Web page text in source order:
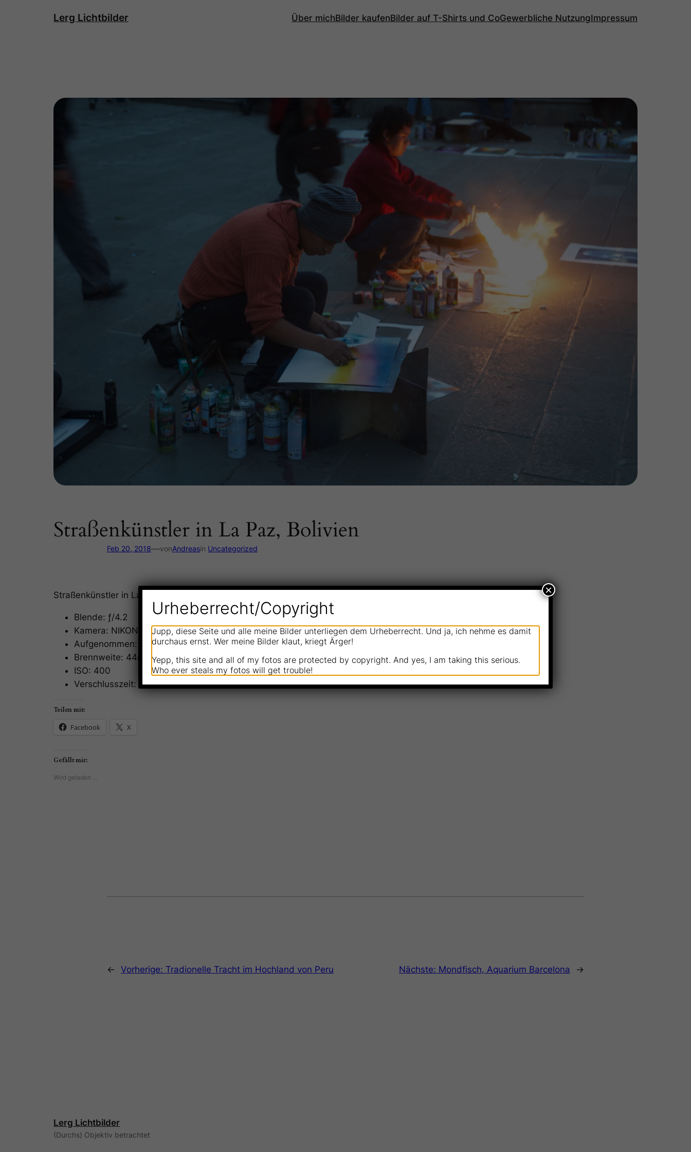
Lerg Lichtbilder Über michBilder kaufenBilder auf T-Shirts und CoGewerbliche NutzungImpressum
Straßenkünstler in La Paz, Bolivien
Feb 20, 2018—vonAndreasin Uncategorized
Straßenkünstler in La Paz, Bolivien
Blende: ƒ/4.2
Kamera: NIKON D90
Aufgenommen: 11 August, 2014
Brennweite: 44mm
ISO: 400
Verschlusszeit: 1/20s
Teilen mit:
Facebook X
Gefällt mir:
Wird geladen …
← Vorherige: Tradionelle Tracht im Hochland von Peru Nächste: Mondfisch, Aquarium Barcelona →
Lerg Lichtbilder
(Durchs) Objektiv betrachtet
Urheberrecht/Copyright
Jupp, diese Seite und alle meine Bilder unterliegen dem Urheberrecht. Und ja, ich nehme es damit
durchaus ernst. Wer meine Bilder klaut, kriegt Ärger!
Yepp, this site and all of my fotos are protected by copyright. And yes, I am taking this serious.
Who ever steals my fotos will get trouble!
×